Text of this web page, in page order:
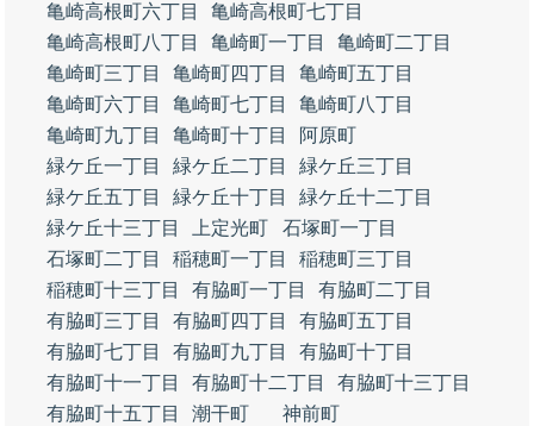
亀崎高根町六丁目
亀崎高根町七丁目
亀崎高根町八丁目
亀崎町一丁目
亀崎町二丁目
亀崎町三丁目
亀崎町四丁目
亀崎町五丁目
亀崎町六丁目
亀崎町七丁目
亀崎町八丁目
亀崎町九丁目
亀崎町十丁目
阿原町
緑ケ丘一丁目
緑ケ丘二丁目
緑ケ丘三丁目
緑ケ丘五丁目
緑ケ丘十丁目
緑ケ丘十二丁目
緑ケ丘十三丁目
上定光町
石塚町一丁目
石塚町二丁目
稲穂町一丁目
稲穂町三丁目
稲穂町十三丁目
有脇町一丁目
有脇町二丁目
有脇町三丁目
有脇町四丁目
有脇町五丁目
有脇町七丁目
有脇町九丁目
有脇町十丁目
有脇町十一丁目
有脇町十二丁目
有脇町十三丁目
有脇町十五丁目
潮干町
神前町